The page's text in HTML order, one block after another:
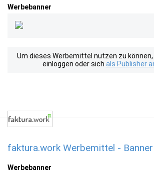
Werbebanner
Um dieses Werbemittel nutzen zu
einloggen oder sich als Publisher
faktura.work Werbemittel -
Werbebanner